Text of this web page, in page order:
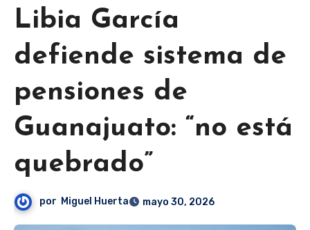
Libia García
defiende sistema de
pensiones de
Guanajuato: “no está
quebrado”
por Miguel Huerta mayo 30, 2026